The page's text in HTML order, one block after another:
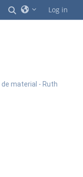
CommutaLog in
material - Ruth